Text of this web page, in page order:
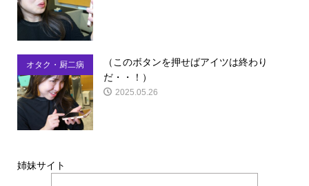
オタク・厨二病
（このボタンを押せばアイツは終わり
だ・・！）
2025.05.26
姉妹サイト